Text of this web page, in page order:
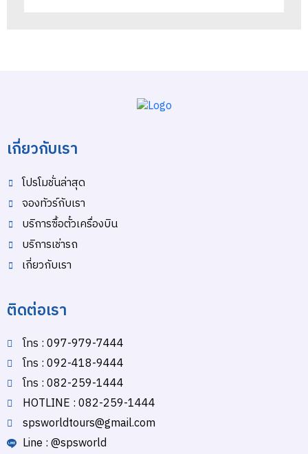
เกี่ยวกับเรา
โปรโมชั่นล่าสุด
จองทัวร์กับเรา
บริการซื้อตั๋วเครื่องบิน
บริการเช่ารถ
เกี่ยวกับเรา
ติดต่อเรา
โทร : 097-979-7444
โทร : 092-418-9444
โทร : 082-259-1444
HOTLINE : 082-259-1444
spsworldtours@gmail.com
Line : @spsworld